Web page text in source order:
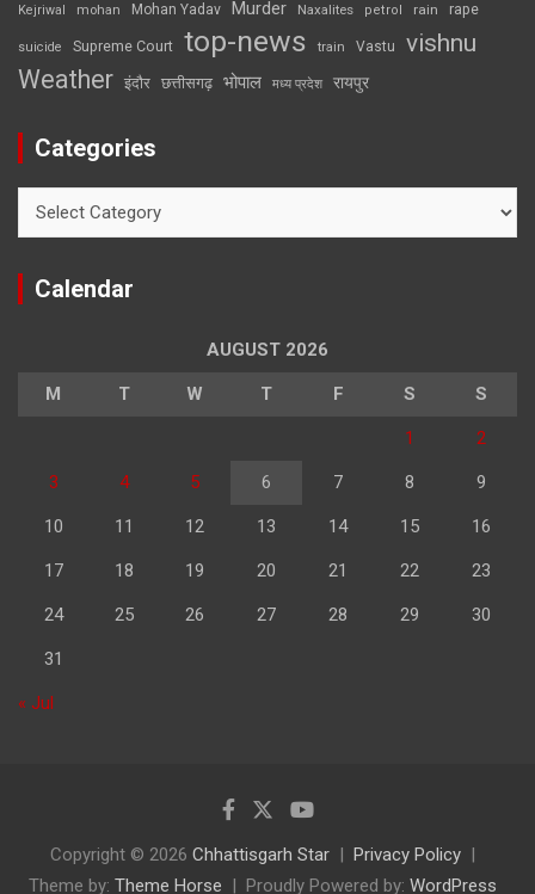
Kejriwal mohan Mohan Yadav Murder Naxalites petrol rain rape
suicide Supreme Court top-news train Vastu vishnu
Weather इंदौर छत्तीसगढ़ भोपाल मध्य प्रदेश रायपुर
Categories
Calendar
AUGUST 2026
M T W T F S S
1 2
3 4 5 6 7 8 9
10 11 12 13 14 15 16
17 18 19 20 21 22 23
24 25 26 27 28 29 30
31
« Jul
Copyright © 2026 Chhattisgarh Star
Privacy Policy
Theme by: Theme Horse Proudly Powered by: WordPress